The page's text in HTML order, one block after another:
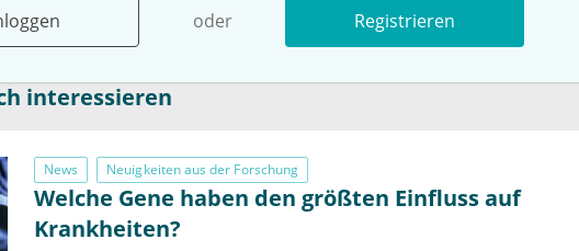
oder Registrieren
interessieren
News Neuigkeiten aus der Forschung
Welche Gene haben den größten Einfluss auf
Krankheiten?